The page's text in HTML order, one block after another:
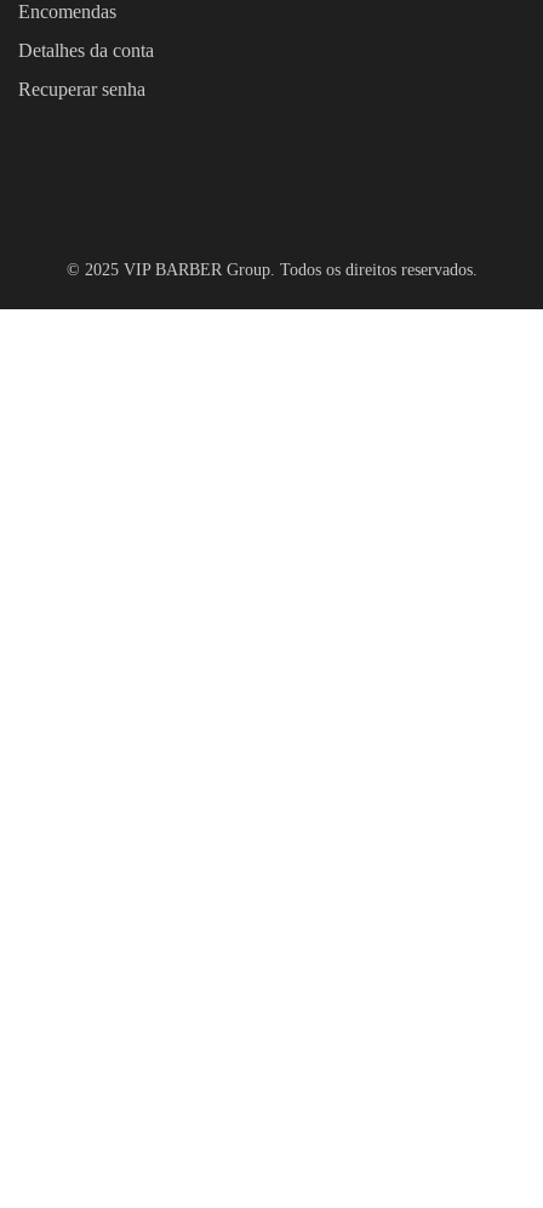
Encomendas
Detalhes da conta
Recuperar senha
© 2025 VIP BARBER Group. Todos os direitos reservados.